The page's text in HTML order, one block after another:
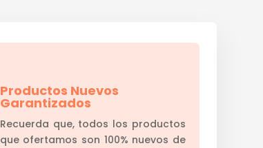
Productos Nuevos
Garantizados
Recuerda que, todos los productos
que ofertamos son 100% nuevos de